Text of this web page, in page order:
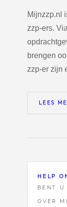
Mijnzzp.nl
zzp-ers.
brengen
zzp-er zijn
LEES
HELP
BENT U
OVER